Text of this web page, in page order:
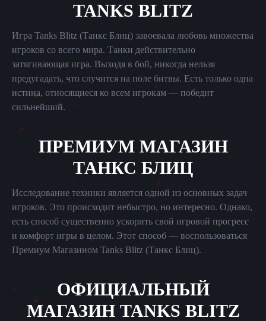
TANKS BLITZ
Игра Tanks Blitz (Танкс Блиц) завоевала любовь множества
игроков со всего мира. Танки действительно
затягивающая игра. Выходя в бой, никогда нельзя
предугадать, что случится на поле битвы. Есть только одна
истина, относящиеся ко всем игрокам — победит
сильнейший.
ПРЕМИУМ МАГАЗИН
ТАНКС БЛИЦ
Исследование техники является одной из основных задач
игроков. Это происходит небыстро, но интересно. Однако,
есть способ существенно ускорить свой игровой прогресс
и комфорт игры в целом. Этот способ — воспользоваться
Премиум Магазином Tanks Blitz (Танкс Блиц).
ОФИЦИАЛЬНЫЙ
МАГАЗИН TANKS BLITZ